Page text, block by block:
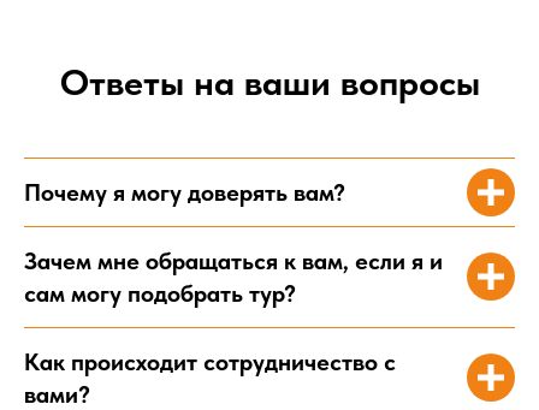
Ответы на ваши вопросы
Почему я могу доверять вам?
Зачем мне обращаться к вам, если я и
сам могу подобрать тур?
Как происходит сотрудничество с
вами?